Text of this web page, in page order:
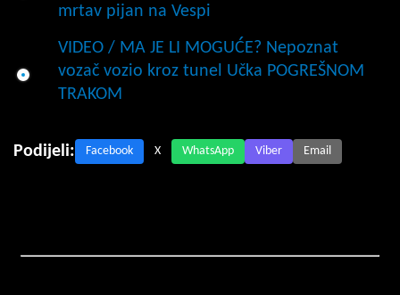
mrtav pijan na Vespi
VIDEO / MA JE LI MOGUĆE? Nepoznat
vozač vozio kroz tunel Učka POGREŠNOM
TRAKOM
Podijeli: Facebook X WhatsApp Viber Email